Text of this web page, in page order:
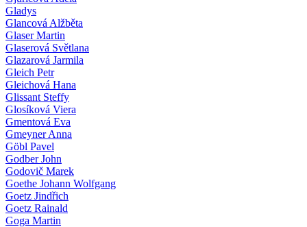
Gladys
Glancová Alžběta
Glaser Martin
Glaserová Světlana
Glazarová Jarmila
Gleich Petr
Gleichová Hana
Glissant Steffy
Glosíková Viera
Gmentová Eva
Gmeyner Anna
Göbl Pavel
Godber John
Godovič Marek
Goethe Johann Wolfgang
Goetz Jindřich
Goetz Rainald
Goga Martin